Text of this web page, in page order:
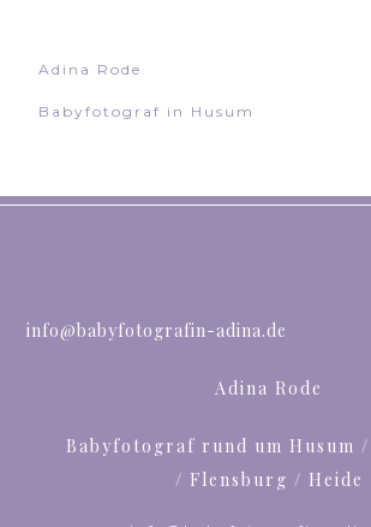
Adina Rode
Babyfotograf in Husum
info@babyfotografin-adina.de
Adina Rode
Babyfotograf rund um Husum /
/ Flensburg / Heide